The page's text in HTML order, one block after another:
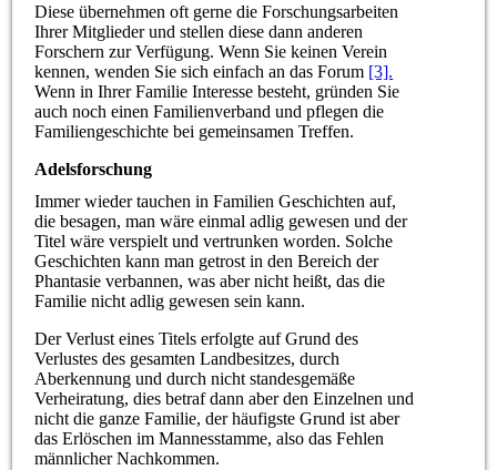
Diese übernehmen oft gerne die Forschungsarbeiten
Ihrer Mitglieder und stellen diese dann anderen
Forschern zur Verfügung. Wenn Sie keinen Verein
kennen, wenden Sie sich einfach an das Forum [3].
Wenn in Ihrer Familie Interesse besteht, gründen Sie
auch noch einen Familienverband und pflegen die
Familiengeschichte bei gemeinsamen Treffen.
Adelsforschung
Immer wieder tauchen in Familien Geschichten auf,
die besagen, man wäre einmal adlig gewesen und der
Titel wäre verspielt und vertrunken worden. Solche
Geschichten kann man getrost in den Bereich der
Phantasie verbannen, was aber nicht heißt, das die
Familie nicht adlig gewesen sein kann.
Der Verlust eines Titels erfolgte auf Grund des
Verlustes des gesamten Landbesitzes, durch
Aberkennung und durch nicht standesgemäße
Verheiratung, dies betraf dann aber den Einzelnen und
nicht die ganze Familie, der häufigste Grund ist aber
das Erlöschen im Mannesstamme, also das Fehlen
männlicher Nachkommen.